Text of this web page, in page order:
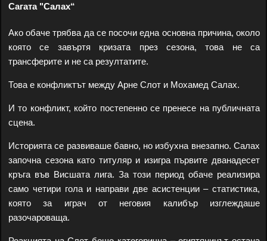
Сагата "Салах“
Ако обаче трябва да се посочи една основна причина, около
която се завъртя кризата през сезона, това не са
трансферите и не са резултатите.
Това е конфликтът между Арне Слот и Мохамед Салах.
И то конфликт, който постепенно се пренесе на публичната
сцена.
Историята се развиваше бавно, но избухна внезапно. Салах
започна сезона като титуляр и изигра първите дванадесет
кръга във Висшата лига. За този период обаче реализира
само четири гола и направи две асистенции – статистика,
която за играч от неговия калибър изглеждаше
разочароваща.